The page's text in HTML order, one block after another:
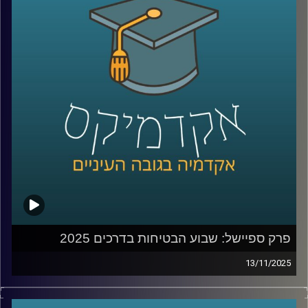
Core-4, שמתאר את ארבעת העוגנים הקריטיים להצלחת
מיזמים וגם של מדינות.
במהלך הפרק נצלול לתוך תהליכי צמיחה, בניית חזון, ניהול
בתקופות של אי-ודאות, יציאה מנקודת מבט של הישרדות
קרדיט תמונות:AudioVersity
פרק ספיישל: שבוע הבטיחות בדרכים 2025
13/11/2025
מאז תחילת מלחמת חרבות ברזל, מדינת ישראל ספגה אובדן
עצום – 1,988 הרוגים מאז ה-7 באוקטובר 2023. אבל בתוך